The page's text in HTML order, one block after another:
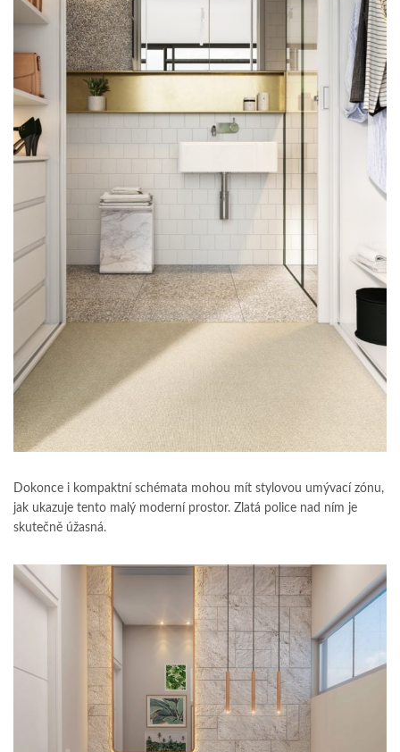
Dokonce i kompaktní schémata mohou mít stylovou umývací zónu,
jak ukazuje tento malý moderní prostor. Zlatá police nad ním je
skutečně úžasná.